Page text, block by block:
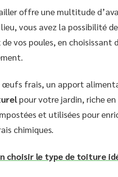
offre une multitude
vous avez la possibilité
vos poules, en choisissant
œufs frais, un apport
pour votre jardin, riche
et utilisées pour
chimiques.
choisir le type de toiture